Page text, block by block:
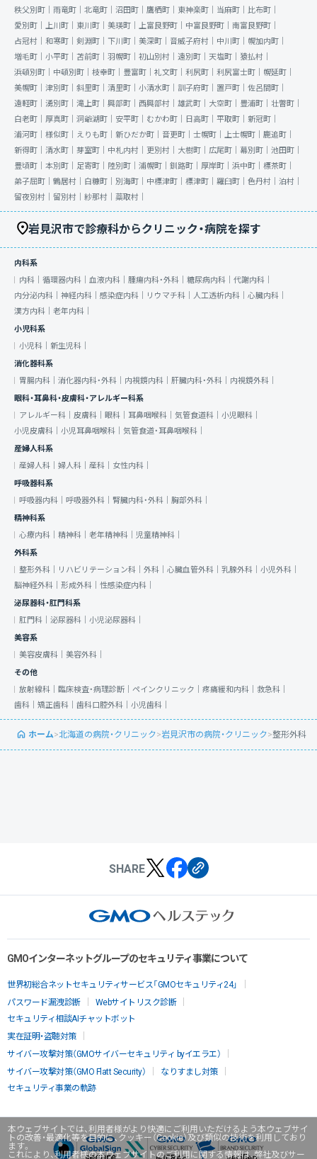
本ウェブサイトでは、利用者様がより快適にご利用いただけるよう本ウェブサイ
トの改善・最適化等を目的に、クッキー（Cookie）及び類似の技術を利用しており
ます。
これにより、利用者様の本ウェブサイトのご利用に関する情報は、弊社及びサー
秩父別町｜ 雨竜町｜ 北竜町｜ 沼田町｜ 鷹栖町｜ 東神楽町｜ 当麻町｜ 比布町｜
愛別町｜ 上川町｜ 東川町｜ 美瑛町｜ 上富良野町｜ 中富良野町｜ 南富良野町｜
占冠村｜ 和寒町｜ 剣淵町｜ 下川町｜ 美深町｜ 音威子府村｜ 中川町｜ 幌加内町｜
増毛町｜ 小平町｜ 苫前町｜ 羽幌町｜ 初山別村｜ 遠別町｜ 天塩町｜ 猿払村｜
浜頓別町｜ 中頓別町｜ 枝幸町｜ 豊富町｜ 礼文町｜ 利尻町｜ 利尻富士町｜ 幌延町｜
美幌町｜ 津別町｜ 斜里町｜ 清里町｜ 小清水町｜ 訓子府町｜ 置戸町｜ 佐呂間町｜
遠軽町｜ 湧別町｜ 滝上町｜ 興部町｜ 西興部村｜ 雄武町｜ 大空町｜ 豊浦町｜ 壮瞥町｜
白老町｜ 厚真町｜ 洞爺湖町｜ 安平町｜ むかわ町｜ 日高町｜ 平取町｜ 新冠町｜
浦河町｜ 様似町｜ えりも町｜ 新ひだか町｜ 音更町｜ 士幌町｜ 上士幌町｜ 鹿追町｜
新得町｜ 清水町｜ 芽室町｜ 中札内村｜ 更別村｜ 大樹町｜ 広尾町｜ 幕別町｜ 池田町｜
豊頃町｜ 本別町｜ 足寄町｜ 陸別町｜ 浦幌町｜ 釧路町｜ 厚岸町｜ 浜中町｜ 標茶町｜
弟子屈町｜ 鶴居村｜ 白糠町｜ 別海町｜ 中標津町｜ 標津町｜ 羅臼町｜ 色丹村｜ 泊村｜
留夜別村｜ 留別村｜ 紗那村｜ 蘂取村｜
岩見沢市で診療科からクリニック・病院を探す
内科系
内科｜ 循環器内科｜ 血液内科｜ 腫瘍内科・外科｜ 糖尿病内科｜ 代謝内科｜
内分泌内科｜ 神経内科｜ 感染症内科｜ リウマチ科｜ 人工透析内科｜ 心臓内科｜
漢方内科｜ 老年内科｜
小児科系
小児科｜ 新生児科｜
消化器科系
胃腸内科｜ 消化器内科・外科｜ 内視鏡内科｜ 肝臓内科・外科｜ 内視鏡外科｜
眼科・耳鼻科・皮膚科・アレルギー科系
アレルギー科｜ 皮膚科｜ 眼科｜ 耳鼻咽喉科｜ 気管食道科｜ 小児眼科｜
小児皮膚科｜ 小児耳鼻咽喉科｜ 気管食道・耳鼻咽喉科｜
産婦人科系
産婦人科｜ 婦人科｜ 産科｜ 女性内科｜
呼吸器科系
呼吸器内科｜ 呼吸器外科｜ 腎臓内科・外科｜ 胸部外科｜
精神科系
心療内科｜ 精神科｜ 老年精神科｜ 児童精神科｜
外科系
整形外科｜
リハビリテーション科｜ 外科｜ 心臓血管外科｜ 乳腺外科｜ 小児外科｜
脳神経外科｜ 形成外科｜ 性感染症内科｜
泌尿器科・肛門科系
肛門科｜ 泌尿器科｜ 小児泌尿器科｜
美容系
美容皮膚科｜ 美容外科｜
その他
放射線科｜ 臨床検査・病理診断｜ ペインクリニック｜ 疼痛緩和内科｜ 救急科｜
歯科｜ 矯正歯科｜ 歯科口腔外科｜ 小児歯科｜
ホーム>北海道の病院・クリニック>岩見沢市の病院・クリニック>整形外科
SHARE
GMOインターネットグループのセキュリティ事業について
世界初総合ネットセキュリティサービス「GMOセキュリティ24」
パスワード漏洩診断
Webサイトリスク診断
セキュリティ相談AIチャットボット
実在証明・盗聴対策
サイバー攻撃対策（GMOサイバーセキュリティ byイエラエ）
サイバー攻撃対策（GMO Flatt Security）
なりすまし対策
セキュリティ事業の軌跡